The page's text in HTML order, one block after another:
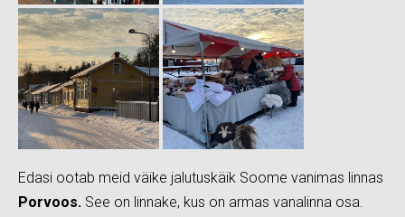
Edasi ootab meid väike jalutuskäik Soome vanimas linnas
Porvoos. See on linnake, kus on armas vanalinna osa.